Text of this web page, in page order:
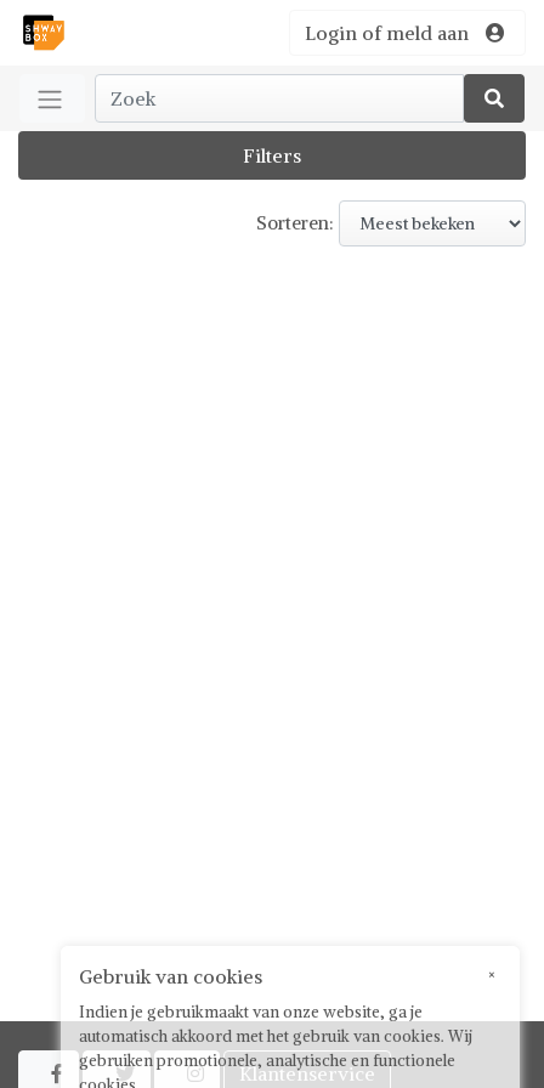
Login of meld aan
Filters
Sorteren:
   Klantenservice
×
Gebruik van cookies
Indien je gebruikmaakt van onze website, ga je
automatisch akkoord met het gebruik van cookies. Wij
gebruiken promotionele, analytische en functionele